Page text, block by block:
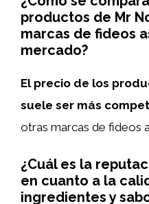
productos de Mr
marcas de fideos
mercado?
El precio de los
suele ser más
otras marcas de fideos
¿Cuál es la
en cuanto a la
ingredientes y